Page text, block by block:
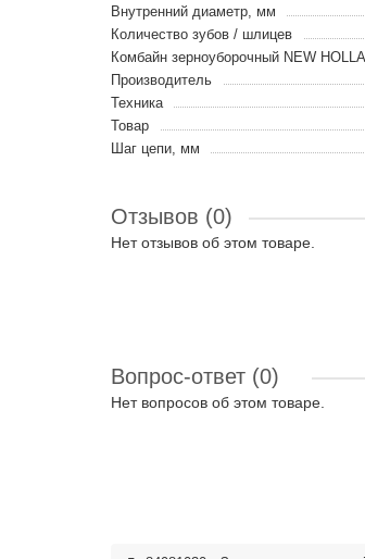
Внутренний диаметр, мм
Количество зубов / шлицев
Комбайн зерноуборочный NEW
Производитель
Техника
Товар
Шаг цепи, мм
Отзывов (0)
Нет отзывов об этом товаре.
Вопрос-ответ (0)
Нет вопросов об этом товаре.